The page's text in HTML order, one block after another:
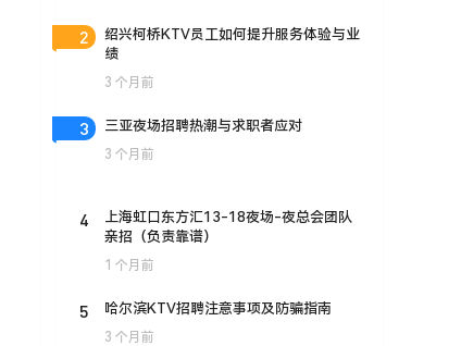
2
绍兴柯桥KTV员工如何提升服务体验与业
绩
3 个月前
3 三亚夜场招聘热潮与求职者应对
3 个月前
4
上海虹口东方汇13-18夜场-夜总会团队
亲招（负责靠谱）
1 个月前
5 哈尔滨KTV招聘注意事项及防骗指南
3 个月前